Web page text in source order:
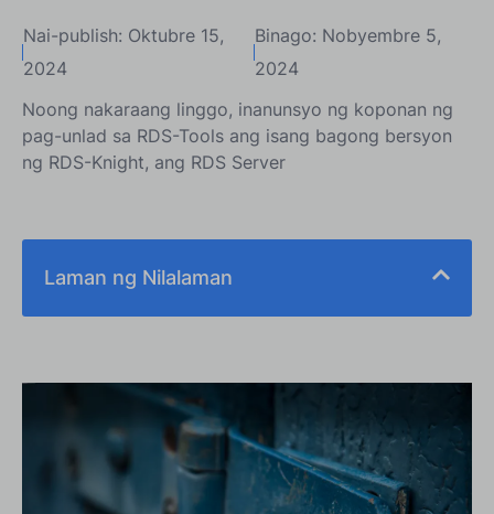
Nai-publish: Oktubre 15,
2024
Binago: Nobyembre 5,
2024
Noong nakaraang linggo, inanunsyo ng koponan ng
pag-unlad sa RDS-Tools ang isang bagong bersyon
ng RDS-Knight, ang RDS Server
Laman ng Nilalaman